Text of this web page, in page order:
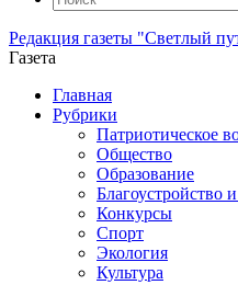
Редакция газеты "Светлый
Газета
Промотать
содержимому
Главная
Рубрики
Патриотическое
Общество
Образование
Конкурсы
Спорт
Экология
Культура